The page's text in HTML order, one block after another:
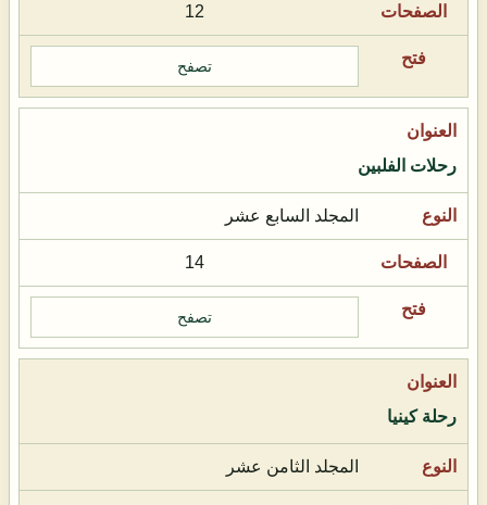
12
تصفح
رحلات الفلبين
المجلد السابع عشر
14
تصفح
رحلة كينيا
المجلد الثامن عشر